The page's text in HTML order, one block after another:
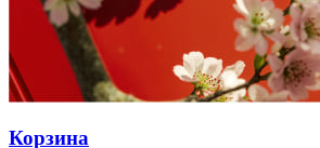
Корзина